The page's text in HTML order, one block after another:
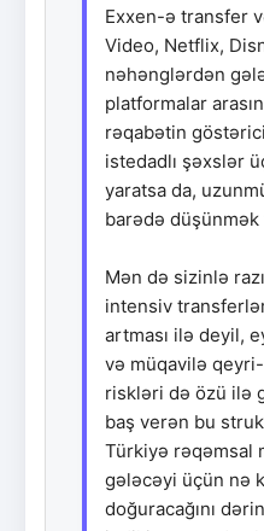
Exxen-ə transfer
Video, Netflix,
nəhənglərdən
platformalar
rəqabətin
istedadlı şəxslər
yaratsa da,
barədə düşünmək
Mən də sizinlə
intensiv
artması ilə deyil,
və müqavilə
riskləri də özü ilə
baş verən bu
Türkiyə rəqəmsal
gələcəyi üçün nə
doğuracağını